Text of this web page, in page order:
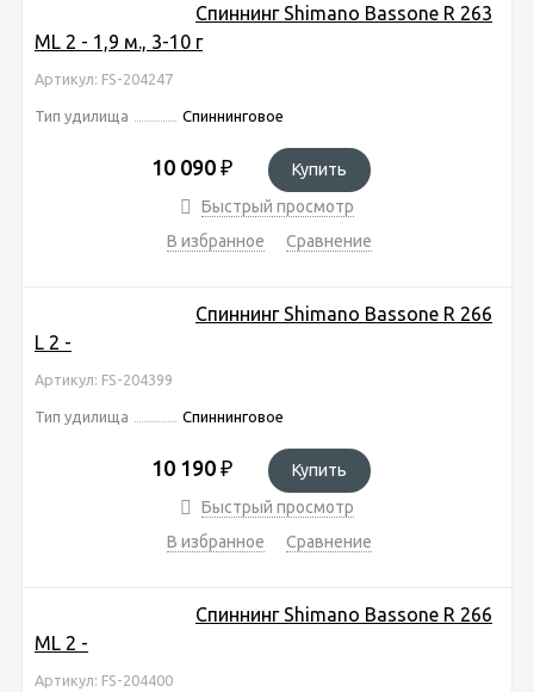
Спиннинг Shimano Bassone R 263
ML 2 - 1,9 м., 3-10 г
Артикул: FS-204247
Тип удилища Спиннинговое
10 090 ₽
Купить
Быстрый просмотр
В избранное
Сравнение
Спиннинг Shimano Bassone R 266
L 2 -
Артикул: FS-204399
Тип удилища Спиннинговое
10 190 ₽
Купить
Быстрый просмотр
В избранное
Сравнение
Спиннинг Shimano Bassone R 266
ML 2 -
Артикул: FS-204400